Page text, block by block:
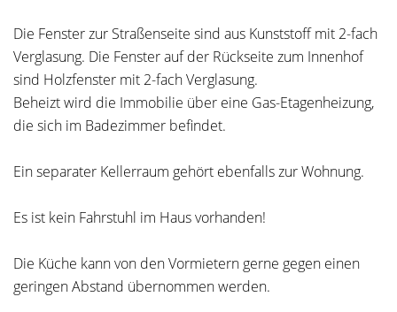
Die Fenster zur Straßenseite sind aus Kunststoff mit 2-fach
Verglasung. Die Fenster auf der Rückseite zum Innenhof
sind Holzfenster mit 2-fach Verglasung.
Beheizt wird die Immobilie über eine Gas-Etagenheizung,
die sich im Badezimmer befindet.
Ein separater Kellerraum gehört ebenfalls zur Wohnung.
Es ist kein Fahrstuhl im Haus vorhanden!
Die Küche kann von den Vormietern gerne gegen einen
geringen Abstand übernommen werden.